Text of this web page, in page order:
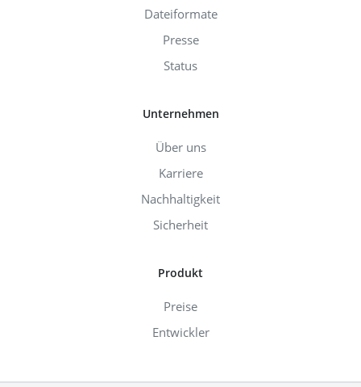
Dateiformate
Presse
Status
Unternehmen
Über uns
Karriere
Nachhaltigkeit
Sicherheit
Produkt
Preise
Entwickler